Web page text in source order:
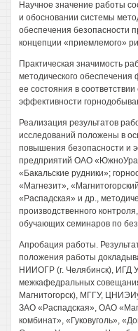
Научное значение работы
и обосновании системы
обеспечения безопасности
концепции «приемлемого»
Практическая значимость
методического
ее состояния в
эффективности
Реализация результатов
исследований положены в
повышения безопасности и
предприятий ОАО
«Бакальские рудники»;
«Магнезит»,
«Распадская» и др.,
производственного
обучающих семинаров по
Апробация работы.
положения работы
НИИОГР (г. Челябинск), ИГД
межкафедральных
Магнитогорск), МГГУ,
ЗАО «Распадская», ОАО
комбинат», «Гуковуголь»,